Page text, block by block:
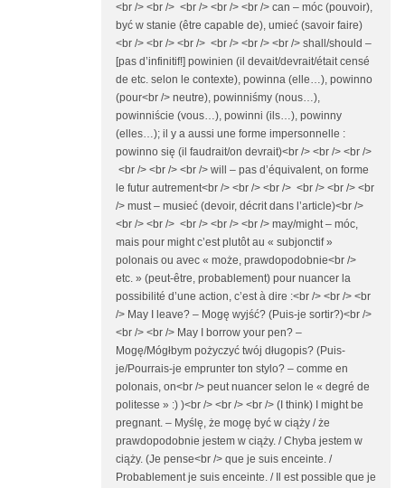
<br /> <br /> <br /> <br /> <br /> can – móc (pouvoir),
być w stanie (être capable de), umieć (savoir faire)
<br /> <br /> <br /> <br /> <br /> <br /> shall/should –
[pas d’infinitif!] powinien (il devait/devrait/était censé
de etc. selon le contexte), powinna (elle…), powinno
(pour<br /> neutre), powinniśmy (nous…),
powinniście (vous…), powinni (ils…), powinny
(elles…); il y a aussi une forme impersonnelle :
powinno się (il faudrait/on devrait)<br /> <br /> <br />
<br /> <br /> <br /> will – pas d’équivalent, on forme
le futur autrement<br /> <br /> <br /> <br /> <br /> <br
/> must – musieć (devoir, décrit dans l’article)<br />
<br /> <br /> <br /> <br /> <br /> may/might – móc,
mais pour might c’est plutôt au « subjonctif »
polonais ou avec « może, prawdopodobnie<br />
etc. » (peut-être, probablement) pour nuancer la
possibilité d’une action, c’est à dire :<br /> <br /> <br
/> May I leave? – Mogę wyjść? (Puis-je sortir?)<br />
<br /> <br /> May I borrow your pen? –
Mogę/Mógłbym pożyczyć twój długopis? (Puis-
je/Pourrais-je emprunter ton stylo? – comme en
polonais, on<br /> peut nuancer selon le « degré de
politesse » :) )<br /> <br /> <br /> (I think) I might be
pregnant. – Myślę, że mogę być w ciąży / że
prawdopodobnie jestem w ciąży. / Chyba jestem w
ciąży. (Je pense<br /> que je suis enceinte. /
Probablement je suis enceinte. / Il est possible que je